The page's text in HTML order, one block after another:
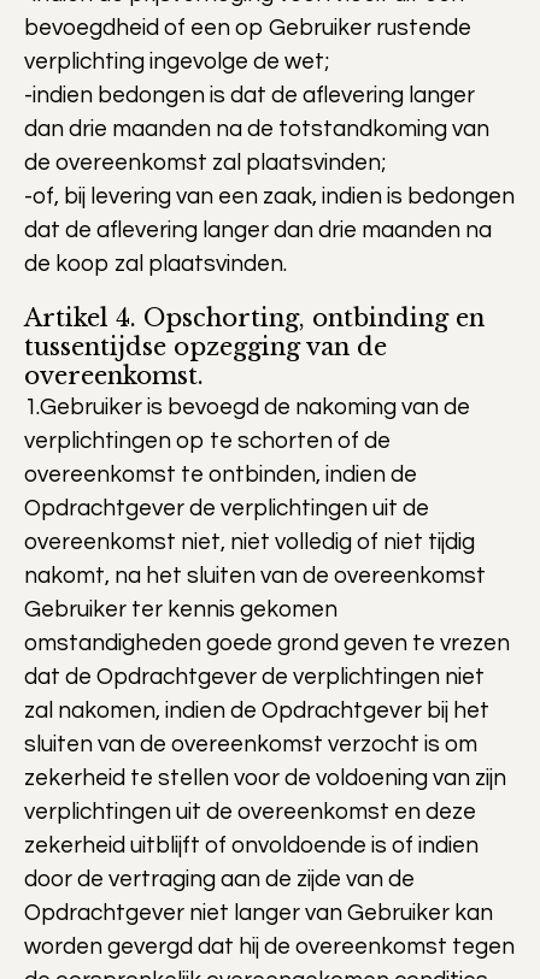
bevoegdheid of een op Gebruiker rustende
verplichting ingevolge de wet;
-indien bedongen is dat de aflevering langer
dan drie maanden na de totstandkoming van
de overeenkomst zal plaatsvinden;
-of, bij levering van een zaak, indien is bedongen
dat de aflevering langer dan drie maanden na
de koop zal plaatsvinden.
Artikel 4. Opschorting, ontbinding en
tussentijdse opzegging van de
overeenkomst.
1.Gebruiker is bevoegd de nakoming van de
verplichtingen op te schorten of de
overeenkomst te ontbinden, indien de
Opdrachtgever de verplichtingen uit de
overeenkomst niet, niet volledig of niet tijdig
nakomt, na het sluiten van de overeenkomst
Gebruiker ter kennis gekomen
omstandigheden goede grond geven te vrezen
dat de Opdrachtgever de verplichtingen niet
zal nakomen, indien de Opdrachtgever bij het
sluiten van de overeenkomst verzocht is om
zekerheid te stellen voor de voldoening van zijn
verplichtingen uit de overeenkomst en deze
zekerheid uitblijft of onvoldoende is of indien
door de vertraging aan de zijde van de
Opdrachtgever niet langer van Gebruiker kan
worden gevergd dat hij de overeenkomst tegen